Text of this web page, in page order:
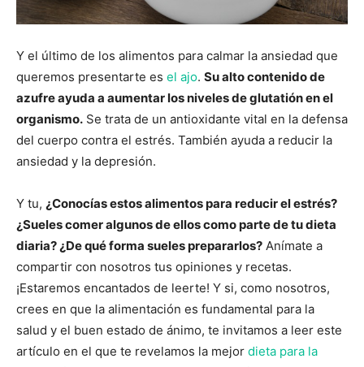
Y el último de los alimentos para calmar la ansiedad que
queremos presentarte es el ajo. Su alto contenido de
azufre ayuda a aumentar los niveles de glutatión en el
organismo. Se trata de un antioxidante vital en la defensa
del cuerpo contra el estrés. También ayuda a reducir la
ansiedad y la depresión.
Y tu, ¿Conocías estos alimentos para reducir el estrés?
¿Sueles comer algunos de ellos como parte de tu dieta
diaria? ¿De qué forma sueles prepararlos? Anímate a
compartir con nosotros tus opiniones y recetas.
¡Estaremos encantados de leerte! Y si, como nosotros,
crees en que la alimentación es fundamental para la
salud y el buen estado de ánimo, te invitamos a leer este
artículo en el que te revelamos la mejor dieta para la